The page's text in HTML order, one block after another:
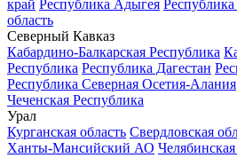
край Республика Адыгея
область
Северный Кавказ
Кабардино-Балкарская Республика
Республика Республика Дагестан
Республика Северная Осетия-Алания
Чеченская Республика
Урал
Курганская область Свердловская
Ханты-Мансийский АО Челябинская